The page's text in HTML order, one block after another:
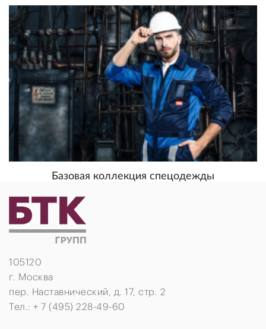
Базовая коллекция спецодежды
105120
г. Москва
пер. Наставнический, д. 17, стр. 2
Тел.: + 7 (495) 228-49-60